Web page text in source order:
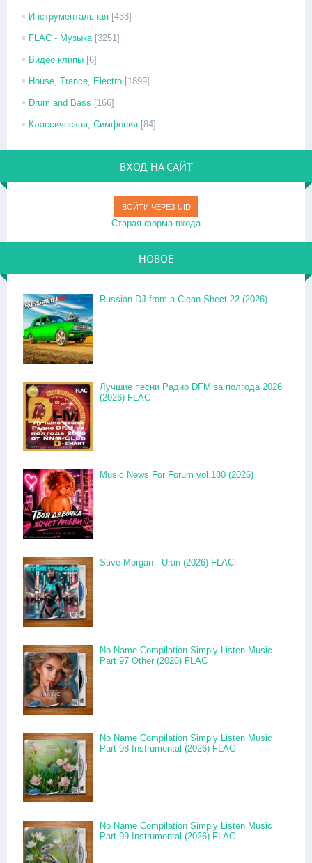
Инструментальная [438]
FLAC - Музыка [3251]
Видео клипы [6]
House, Trance, Electro [1899]
Drum and Bass [166]
Классическая, Симфония [84]
ВХОД НА САЙТ
ВОЙТИ ЧЕРЕЗ UID
Старая форма входа
НОВОЕ
Russian DJ from a Clean Sheet 22 (2026)
Лучшие песни Радио DFM за полгода 2026
(2026) FLAC
Music News For Forum vol.180 (2026)
Stive Morgan - Uran (2026) FLAC
No Name Compilation Simply Listen Music
Part 97 Other (2026) FLAC
No Name Compilation Simply Listen Music
Part 98 Instrumental (2026) FLAC
No Name Compilation Simply Listen Music
Part 99 Instrumental (2026) FLAC